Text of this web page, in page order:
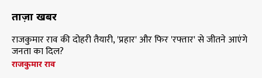
ताज़ा खबरें
राजकुमार राव की दोहरी तैयारी, 'प्रहार' और फिर 'रफ्तार' से जीतने आएंगे
जनता का दिल?
राजकुमार राव